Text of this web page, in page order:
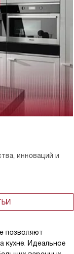
инноваций и
позволяют
кухне. Идеальное